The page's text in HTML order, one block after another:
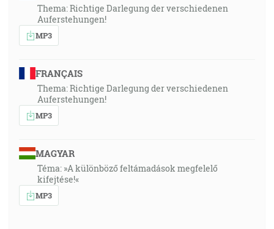
Thema: Richtige Darlegung der verschiedenen
Auferstehungen!
MP3
FRANÇAIS
Thema: Richtige Darlegung der verschiedenen
Auferstehungen!
MP3
MAGYAR
Téma: »A különböző feltámadások megfelelő
kifejtése!«
MP3